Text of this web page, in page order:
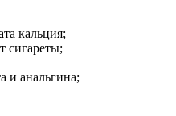
кальция;
сигареты;
и анальгина;